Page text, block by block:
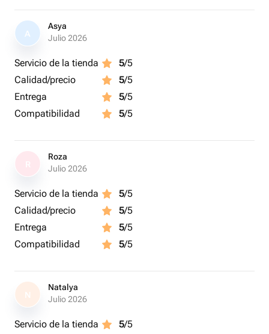
A
Asya
Julio 2026
Servicio de la tienda 5/5
Calidad/precio
5/5
Entrega
5/5
Compatibilidad
5/5
Roza
Julio 2026
Servicio de la tienda 5/5
Calidad/precio
5/5
Entrega
5/5
Compatibilidad
5/5
N
Natalya
Julio 2026
Servicio de la tienda 5/5